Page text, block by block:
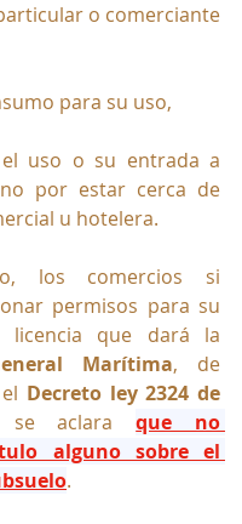
o comerciante
para su uso,
uso o su entrada a
por estar cerca de
u hotelera.
los comercios si
permisos para su
licencia que dará
Marítima, de
Decreto ley 2324 de
se aclara que no
alguno sobre el
.